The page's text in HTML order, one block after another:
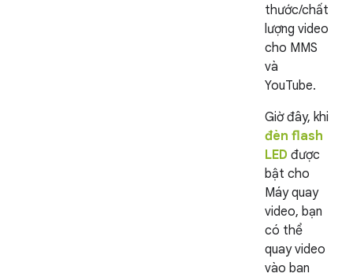
thước/chất
lượng video
cho MMS
và
YouTube.
Giờ đây, khi
đèn flash
LED được
bật cho
Máy quay
video, bạn
có thể
quay video
vào ban